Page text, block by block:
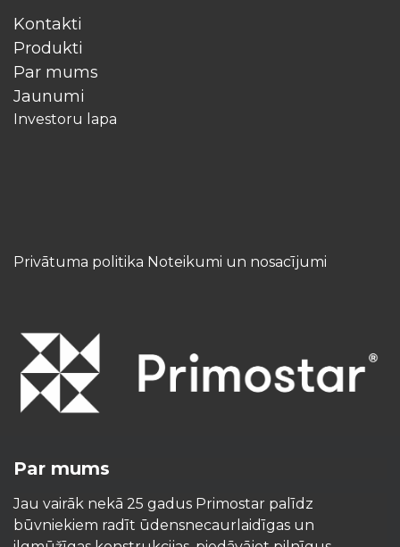
Kontakti
Produkti
Par mums
Jaunumi
Investoru lapa
Privātuma politika Noteikumi un nosacījumi
Par mums
Jau vairāk nekā 25 gadus Primostar palīdz
būvniekiem radīt ūdensnecaurlaidīgas un